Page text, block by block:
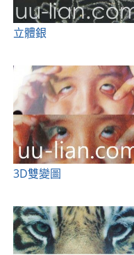
立體銀
3D雙變圖